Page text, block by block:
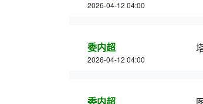
2026-04-12 04:00
委内超
2026-04-12 04:00